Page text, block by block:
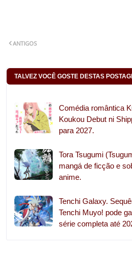
ANTIGOS
TALVEZ VOCÊ GOSTE DESTAS
Comédia romântica
Koukou Debut ni
para 2027.
Tora Tsugumi
mangá de ficção e
anime.
Tenchi Galaxy.
Tenchi Muyo! pode
série completa até